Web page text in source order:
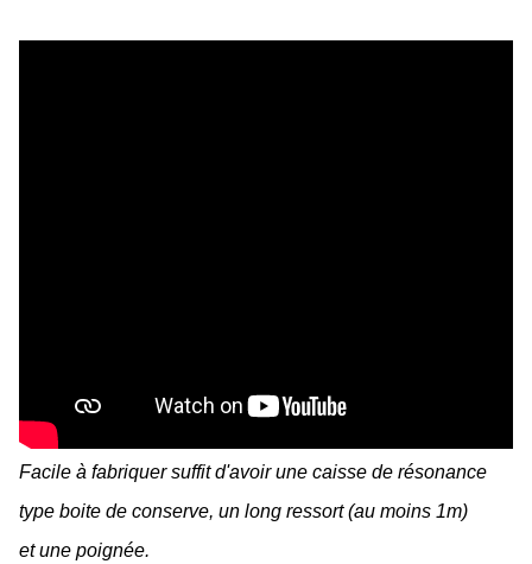
Facile à fabriquer suffit d'avoir une caisse de résonance
type boite de conserve, un long ressort (au moins 1m)
et une poignée.